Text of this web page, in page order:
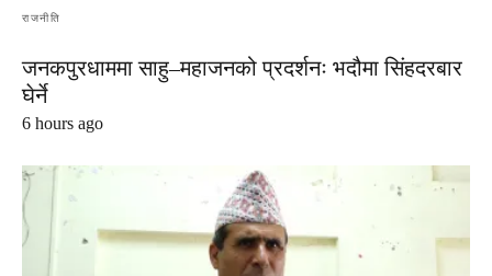
राजनीति
जनकपुरधाममा साहु–महाजनको प्रदर्शनः भदौमा सिंहदरबार
घेर्ने
6 hours ago